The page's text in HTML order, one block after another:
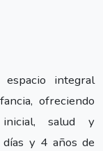
integral
ofreciendo
inicial, salud y
y 4 años de